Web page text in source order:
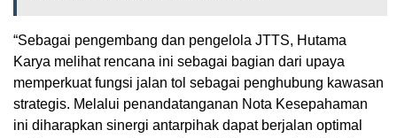
“Sebagai pengembang dan pengelola JTTS, Hutama
Karya melihat rencana ini sebagai bagian dari upaya
memperkuat fungsi jalan tol sebagai penghubung kawasan
strategis. Melalui penandatanganan Nota Kesepahaman
ini diharapkan sinergi antarpihak dapat berjalan optimal